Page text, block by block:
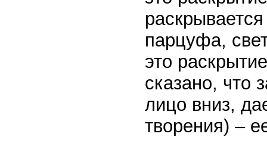
парцуфа,
это
сказано, что
лицо вниз,
творения) –